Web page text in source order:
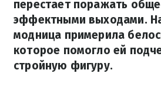
перестает поражать
эффектными выходами.
модница примерила
которое помогло ей
стройную фигуру.